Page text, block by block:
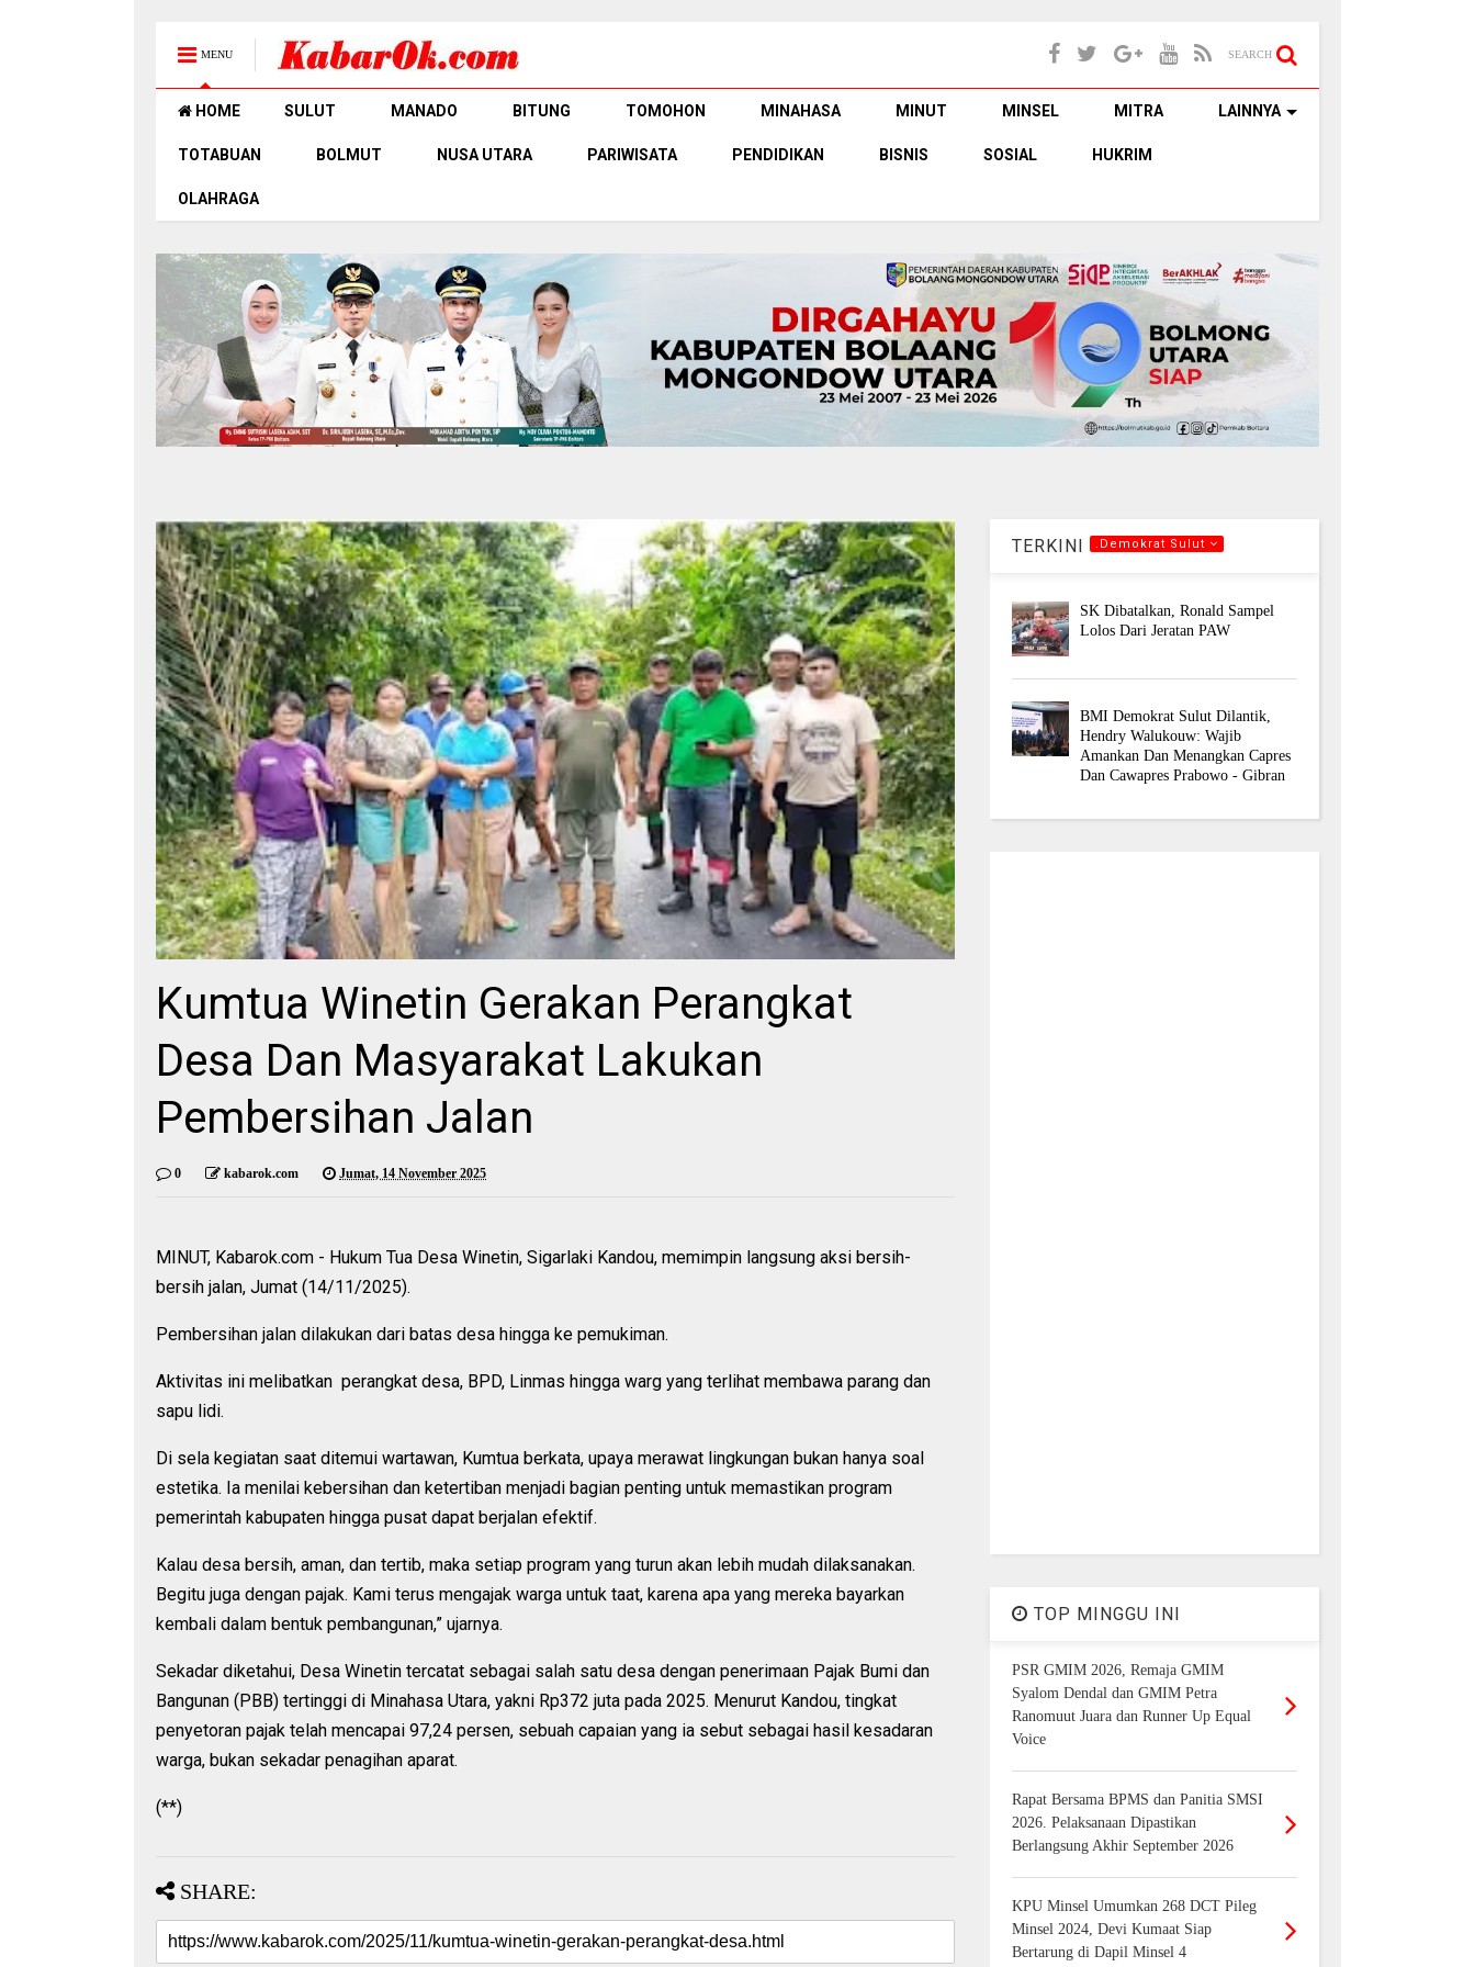
MENU SEARCH
HOME SULUT MANADO BITUNG TOMOHON MINAHASA MINUT MINSEL MITRA LAINNYA
TOTABUAN BOLMUT NUSA UTARA PARIWISATA PENDIDIKAN BISNIS SOSIAL HUKRIM
OLAHRAGA
Kumtua Winetin Gerakan Perangkat
Desa Dan Masyarakat Lakukan
Pembersihan Jalan
0 kabarok.com Jumat, 14 November 2025
MINUT, Kabarok.com - Hukum Tua Desa Winetin, Sigarlaki Kandou, memimpin langsung aksi bersih-
bersih jalan, Jumat (14/11/2025).
Pembersihan jalan dilakukan dari batas desa hingga ke pemukiman.
Aktivitas ini melibatkan perangkat desa, BPD, Linmas hingga warg yang terlihat membawa parang dan
sapu lidi.
Di sela kegiatan saat ditemui wartawan, Kumtua berkata, upaya merawat lingkungan bukan hanya soal
estetika. Ia menilai kebersihan dan ketertiban menjadi bagian penting untuk memastikan program
pemerintah kabupaten hingga pusat dapat berjalan efektif.
Kalau desa bersih, aman, dan tertib, maka setiap program yang turun akan lebih mudah dilaksanakan.
Begitu juga dengan pajak. Kami terus mengajak warga untuk taat, karena apa yang mereka bayarkan
kembali dalam bentuk pembangunan,” ujarnya.
Sekadar diketahui, Desa Winetin tercatat sebagai salah satu desa dengan penerimaan Pajak Bumi dan
Bangunan (PBB) tertinggi di Minahasa Utara, yakni Rp372 juta pada 2025. Menurut Kandou, tingkat
penyetoran pajak telah mencapai 97,24 persen, sebuah capaian yang ia sebut sebagai hasil kesadaran
warga, bukan sekadar penagihan aparat.
(**)
SHARE:
TERKINI .Demokrat Sulut
SK Dibatalkan, Ronald Sampel
Lolos Dari Jeratan PAW
BMI Demokrat Sulut Dilantik,
Hendry Walukouw: Wajib
Amankan Dan Menangkan Capres
Dan Cawapres Prabowo - Gibran
TOP MINGGU INI
PSR GMIM 2026, Remaja GMIM
Syalom Dendal dan GMIM Petra
Ranomuut Juara dan Runner Up Equal
Voice
Rapat Bersama BPMS dan Panitia SMSI
2026. Pelaksanaan Dipastikan
Berlangsung Akhir September 2026
KPU Minsel Umumkan 268 DCT Pileg
Minsel 2024, Devi Kumaat Siap
Bertarung di Dapil Minsel 4